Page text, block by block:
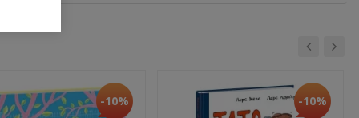
-10% -10%